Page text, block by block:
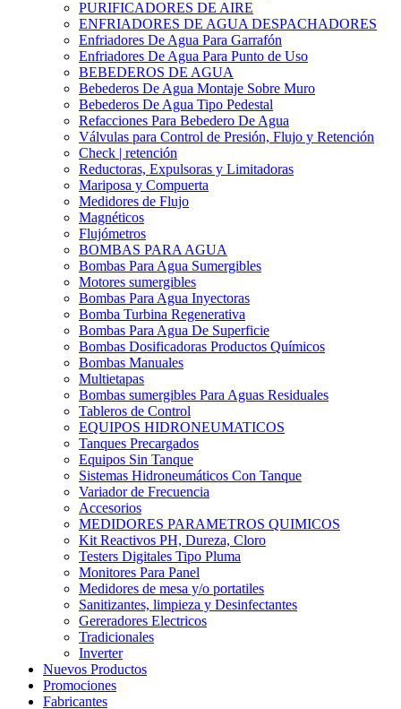
PURIFICADORES DE AIRE
ENFRIADORES DE AGUA DESPACHADORES
Enfriadores De Agua Para Garrafón
Enfriadores De Agua Para Punto de Uso
BEBEDEROS DE AGUA
Bebederos De Agua Montaje Sobre Muro
Bebederos De Agua Tipo Pedestal
Refacciones Para Bebedero De Agua
Válvulas para Control de Presión, Flujo y Retención
Check | retención
Reductoras, Expulsoras y Limitadoras
Mariposa y Compuerta
Medidores de Flujo
Magnéticos
Flujómetros
BOMBAS PARA AGUA
Bombas Para Agua Sumergibles
Motores sumergibles
Bombas Para Agua Inyectoras
Bomba Turbina Regenerativa
Bombas Para Agua De Superficie
Bombas Dosificadoras Productos Químicos
Bombas Manuales
Multietapas
Bombas sumergibles Para Aguas Residuales
Tableros de Control
EQUIPOS HIDRONEUMATICOS
Tanques Precargados
Equipos Sin Tanque
Sistemas Hidroneumáticos Con Tanque
Variador de Frecuencia
Accesorios
MEDIDORES PARAMETROS QUIMICOS
Kit Reactivos PH, Dureza, Cloro
Testers Digitales Tipo Pluma
Monitores Para Panel
Medidores de mesa y/o portatiles
Sanitizantes, limpieza y Desinfectantes
Gereradores Electricos
Tradicionales
Inverter
Nuevos Productos
Promociones
Fabricantes